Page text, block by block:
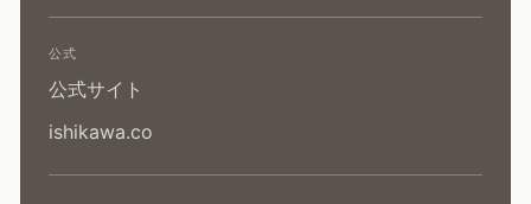
公式
公式サイト
ishikawa.co